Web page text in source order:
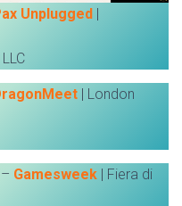
Unplugged
| London
Gamesweek | Fiera di